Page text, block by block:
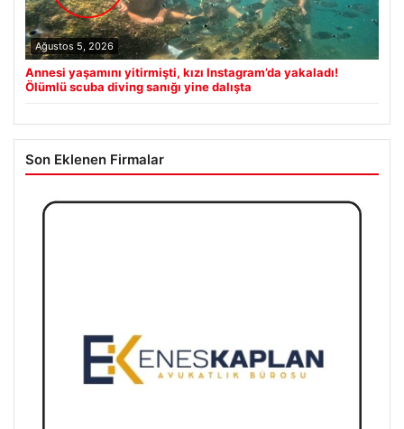
Ağustos 5, 2026
Annesi yaşamını yitirmişti, kızı Instagram’da yakaladı!
Ölümlü scuba diving sanığı yine dalışta
Son Eklenen Firmalar